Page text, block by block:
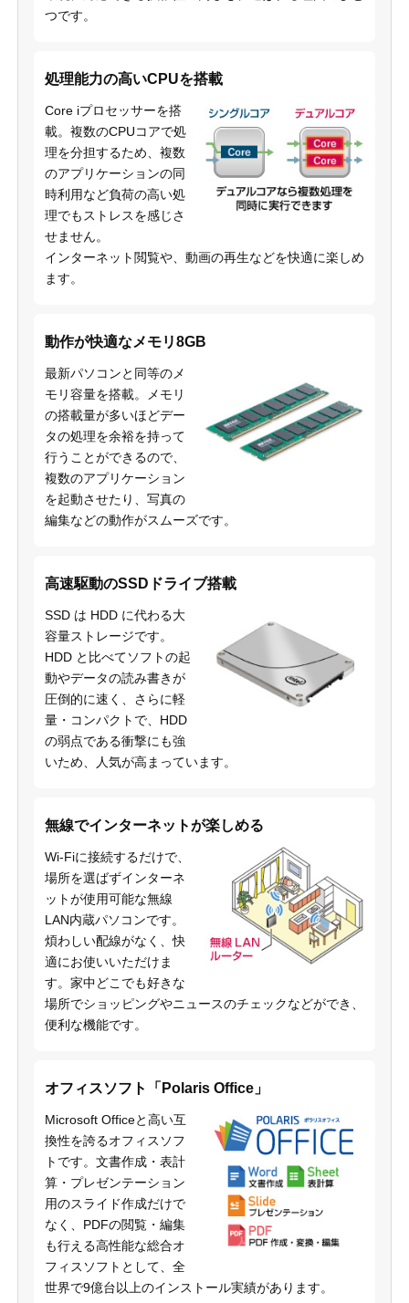
つです。
処理能力の高いCPUを搭載
Core iプロセッサーを搭
載。複数のCPUコアで処
理を分担するため、複数
のアプリケーションの同
時利用など負荷の高い処
理でもストレスを感じさ
せません。
インターネット閲覧や、動画の再生などを快適に楽しめ
ます。
動作が快適なメモリ8GB
最新パソコンと同等のメ
モリ容量を搭載。メモリ
の搭載量が多いほどデー
タの処理を余裕を持って
行うことができるので、
複数のアプリケーション
を起動させたり、写真の
編集などの動作がスムーズです。
高速駆動のSSDドライブ搭載
SSD は HDD に代わる大
容量ストレージです。
HDD と比べてソフトの起
動やデータの読み書きが
圧倒的に速く、さらに軽
量・コンパクトで、HDD
の弱点である衝撃にも強
いため、人気が高まっています。
無線でインターネットが楽しめる
Wi-Fiに接続するだけで、
場所を選ばずインターネ
ットが使用可能な無線
LAN内蔵パソコンです。
煩わしい配線がなく、快
適にお使いいただけま
す。家中どこでも好きな
場所でショッピングやニュースのチェックなどができ、
便利な機能です。
オフィスソフト「Polaris Office」
Microsoft Officeと高い互
換性を誇るオフィスソフ
トです。文書作成・表計
算・プレゼンテーション
用のスライド作成だけで
なく、PDFの閲覧・編集
も行える高性能な総合オ
フィスソフトとして、全
世界で9億台以上のインストール実績があります。